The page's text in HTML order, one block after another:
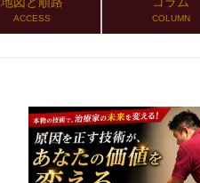
ACCESS COLUMN